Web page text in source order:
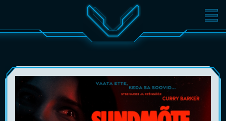
FILMID PILETID
KONVERENTS V-KLUBI
KINKEKAARDID